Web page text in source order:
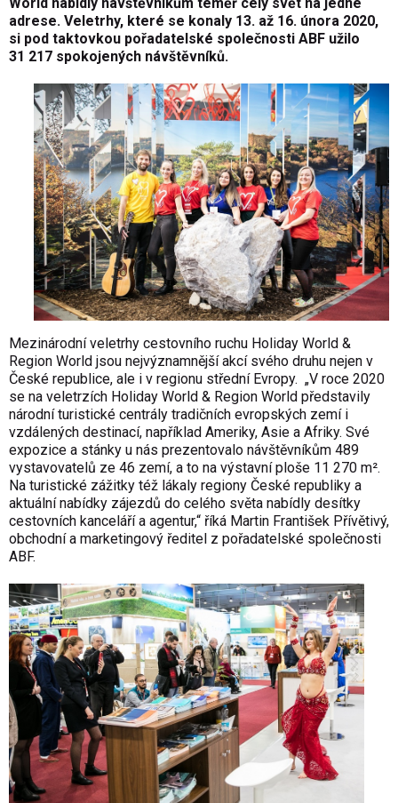
adrese. Veletrhy, které se konaly 13. až 16. února 2020,
si pod taktovkou pořadatelské společnosti ABF užilo
31 217 spokojených návštěvníků.
Mezinárodní veletrhy cestovního ruchu Holiday World &
Region World jsou nejvýznamnější akcí svého druhu nejen v
České republice, ale i v regionu střední Evropy. „V roce 2020
se na veletrzích Holiday World & Region World představily
národní turistické centrály tradičních evropských zemí i
vzdálených destinací, například Ameriky, Asie a Afriky. Své
expozice a stánky u nás prezentovalo návštěvníkům 489
vystavovatelů ze 46 zemí, a to na výstavní ploše 11 270 m².
Na turistické zážitky též lákaly regiony České republiky a
aktuální nabídky zájezdů do celého světa nabídly desítky
cestovních kanceláří a agentur,“ říká Martin František Přívětivý,
obchodní a marketingový ředitel z pořadatelské společnosti
ABF.